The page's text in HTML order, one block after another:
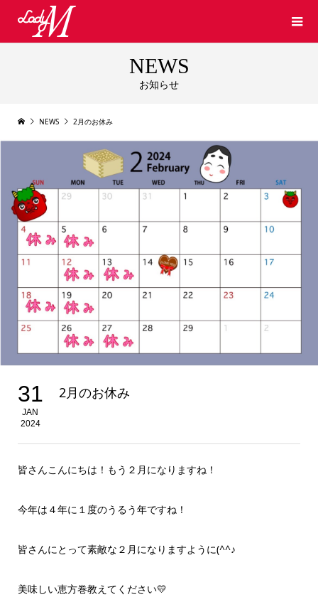
NEWS
お知らせ
NEWS 2月のお休み
31
JAN
2024
2月のお休み
皆さんこんにちは！もう２月になりますね！
今年は４年に１度のうるう年ですね！
皆さんにとって素敵な２月になりますように(^^♪
美味しい恵方巻教えてください💛